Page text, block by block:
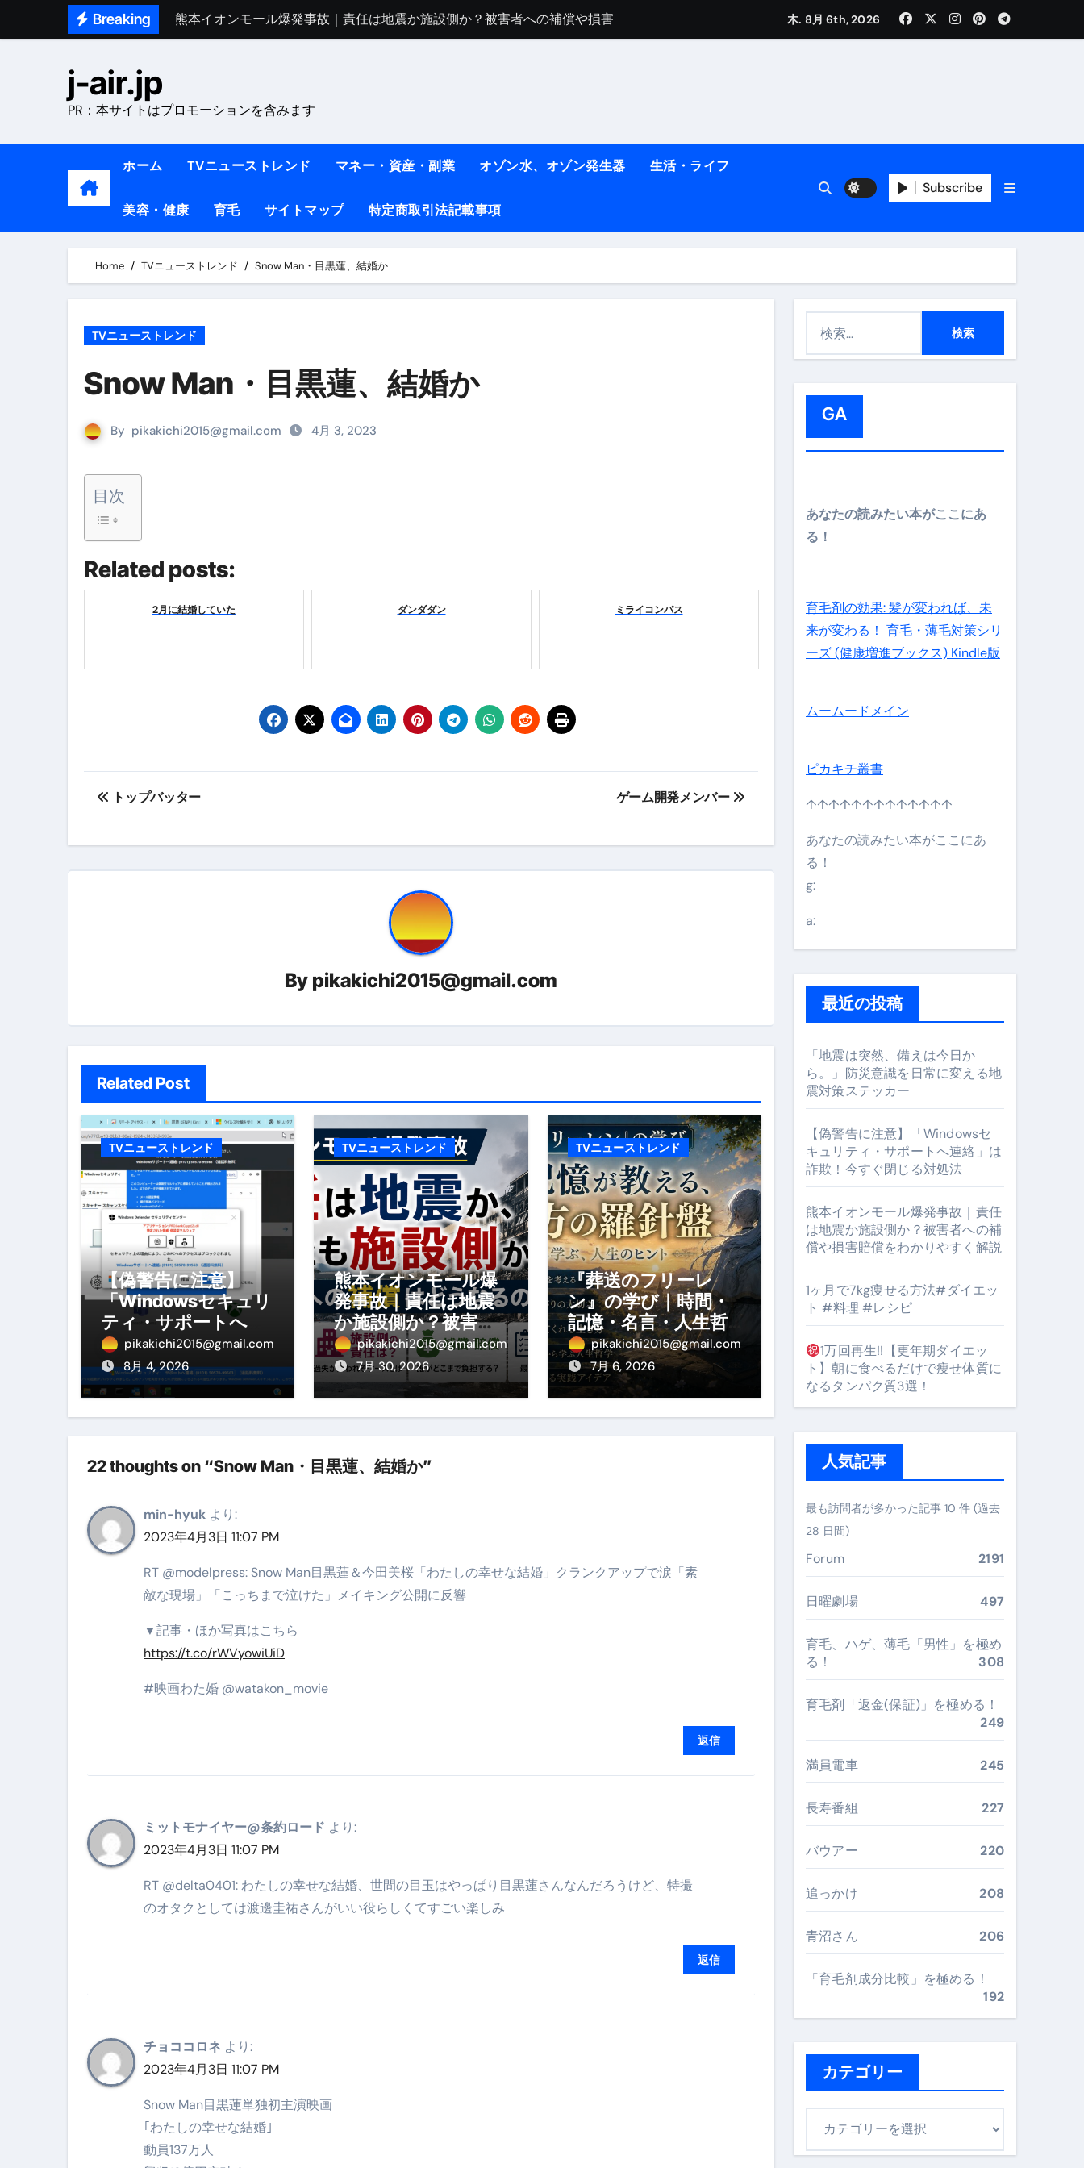
Breaking
熊本イオンモール爆発事故｜責任は地震か施設側か？被害者への補償や損害賠償をわかりやすく解説
【医者が教える】本当に痩せる薬はコレ！ #医療ダイエット
中町綾が2週間で3.5kg痩せた方法 #shots
【医者が解説】このふくらはぎ痩せ本当に効果ある？ #エクササイズ
【1日ダイエットルーティン】運動なしで2ヶ月で10kg減量した、私の痩せる9つの習慣 | レシピ付き | ダイエット中の食事
『葬送のフリーレン』の学び｜時間・記憶・名言・人生哲学から読み解く生き方
リサイクル業者の無料回収・無料査定は危険？情報収集との関係と見分け方を解説
青森県震度6とベネゼエラM7級地震の関連性は？
この動画は国にすぐ消されます。これが日本が残念な国になった理由です。国民は●●をしないとこの先さらに貧しくなります。【 竹花貴騎 切り抜き 会社員
【PR】フリーランス必見！入金前の売上をすぐに現金で受け取る方法
個人事業主は銀行から融資を受けるとリスクが高い #shorts
【超高騰】爆上がりしたビットコインに695万円も投資してる営業39歳サラリーマン【2025年10月3日】 #bitcoin #全財産 #暗号資産
Q：借りた借金を返さなくていい場合ってありますか？#Shorts
【必見】もう営業電話は怖くない！初心者でも成果を出す電話の仕方はコレ！
フリーランス・個人事業主におすすめの資金調達4選
体脂肪が落ちる朝食3選 #ダイエット
No.102 9割が勘違い 自己破産の真実
アーモンドを毎日食べたらどうなるの？①【30秒でわかる効果まとめ】#アーモンド #ダイエット #筋トレ #美容 #健康 #雑学 #ナレーター #小林将大
【ひろゆき】借金1億円あります 返済か、自己破産かひろゆきさんならどちらを選びますか？ #shorts
セラピストのための！美容、健康、ダイエットにとても重要な女性ホルモンと男性ホルモン
弁護士解説【詐欺被害】警察に行っても返金されません
5キロ痩せる簡単な方法
ムームードメイン 2月のおすすめドメイン特集- ビジネスの信用を築く――そのすべての起点となるのが独自ドメイン
FRONTIER スーパーセール2026 完全攻略ガイド 今こそ買い時！ゲーミングPC・高性能BTOを最安で手に入れる方法
なくす不安と消える恐怖をゼロにする時代へ Pebblebee × iMazing で完成する「究極のスマホ防衛システム」完全ガイド
【海外ツアー完全ガイド】アジア最安1万円台＆ハワイ朝食付き割引まで網羅 ― “失敗せずに選ぶ”実践大全
新春スペシャルセール完全ガイド：国内航空券＋ホテルが“セット割”で最安級！ スカイマーク／Peach／FDA／ソラシドエアを目的別に選ぶコツと、失敗し
【ムームードメイン】 【.site】今注目のドメインをご紹介
何をするサイトか”が一目で伝わる。いま選ばれている新定番ドメイン
梅干しを毎日食べたらどうなるの？①【30秒でわかる効果まとめ】#梅干し #ダイエット #筋トレ #美容 #健康 #雑学 #ナレーター #小林将大
ブルーベリーを毎日食べたらどうなるの？②【30秒でわかる効果まとめ】#ダイエット #筋トレ #美容 #健康 #雑学 #ナレーター #小林将大
バナナを毎日食べたらどうなるの？①【30秒でわかる効果まとめ】#バナナ #ダイエット #筋トレ #美容 #健康 #雑学 #ナレーター #小林将大
筋トレせずにプロテインを飲み続けたらどうなるのか？ #ダイエット #プロテイン #痩せる
ドメイン取得からホームページ完成まで。ムームードメインなら“全部まとめて”安心スタート
かいまき（掻巻き）超完全ガイド｜“着る布団”で肩・首・足元の冷えを根こそぎ防ぐ！素材別おすすめ・選び方・洗い方・Q&Aまで
【最新版】掛け布団の選び方“完全攻略”｜シンサレート・羽毛・人工羽毛・調温・吸湿発熱…あなたの寝室に最適解を出す快眠ガイド
【2026年最新保存版】エアトリ超新春セール＆セット割完全攻略ガイド｜海外・国内旅行を最安値で実現する究極の旅術
コロナウイルス完全解説ガイド ― 正しく知ることが、最大の感染対策になる ―
「3秒で整う、新しい栄養補給」 飲むミスト（IN MIST）とは何か──「飲む」という行為を再定義する新しいサプリ体験
【最新】手袋の選び方 完全ガイド｜スマホ対応・防寒・撥水・作業用（ニトリル/ビニール）まで目的別に失敗しない
補聴器の選び方 完全ガイド｜集音器との違い・タイプ別比較・価格の考え方・失敗しないチェックリスト（高齢者にも）
失敗しない「爪切り」完全ガイド：高級クリッパー・ニッパー・電動まで、硬い爪／巻き爪／飛び散り対策の選び方
失敗しない「カニ」完全ガイド：ズワイ・タラバ・ポーション・カット済みの選び方と、年末年始に“満足度MAX”で食べるコツ
松前漬とは何か──北海道の海と暮らしが生んだ“完成された保存食文化”
木. 8月 6th, 2026
j-air.jp
PR：本サイトはプロモーションを含みます
ホーム TVニューストレンド マネー・資産・副業 オゾン水、オゾン発生器 生活・ライフ
美容・健康 育毛 サイトマップ 特定商取引法記載事項
Subscribe
Home TVニューストレンド Snow Man・目黒蓮、結婚か
TVニューストレンド
Snow Man・目黒蓮、結婚か
By pikakichi2015@gmail.com 4月 3, 2023
目次
Related posts:
2月に結婚していた ダンダダン ミライコンパス
投
ナ
ョ
トップバッター ゲーム開発メンバー
By pikakichi2015@gmail.com
Related Post
TVニューストレンド
【偽警告に注意】
「Windowsセキュリ
ティ・サポートへ連
絡」は詐欺！今すぐ
閉じる対処法
pikakichi2015@gmail.com
8月 4, 2026
TVニューストレンド
熊本イオンモール爆
発事故｜責任は地震
か施設側か？被害者
への補償や損害賠償
をわかりやすく解説
pikakichi2015@gmail.com
7月 30, 2026
TVニューストレンド
『葬送のフリーレ
ン』の学び｜時間・
記憶・名言・人生哲
学から読み解く生き
方
pikakichi2015@gmail.com
7月 6, 2026
22 thoughts on “Snow Man・目黒蓮、結婚か”
min-hyuk より:
2023年4月3日 11:07 PM
RT @modelpress: Snow Man目黒蓮＆今田美桜「わたしの幸せな結婚」クランクアップで涙「素
敵な現場」「こっちまで泣けた」メイキング公開に反響
▼記事・ほか写真はこちら
https://t.co/rWVyowiUiD
#映画わた婚 @watakon_movie
返信
ミットモナイヤー@条約ロード より:
2023年4月3日 11:07 PM
RT @delta0401: わたしの幸せな結婚、世間の目玉はやっぱり目黒蓮さんなんだろうけど、特撮
のオタクとしては渡邊圭祐さんがいい役らしくてすごい楽しみ
返信
チョココロネ より:
2023年4月3日 11:07 PM
Snow Man目黒蓮単独初主演映画
｢わたしの幸せな結婚｣
動員137万人
GA
あなたの読みたい本がここにあ
る！
育毛剤の効果: 髪が変われば、未
来が変わる！ 育毛・薄毛対策シリ
ーズ (健康増進ブックス) Kindle版
ムームードメイン
ピカキチ叢書
↑↑↑↑↑↑↑↑↑↑↑↑↑
あなたの読みたい本がここにあ
る！
g:
a:
最近の投稿
「地震は突然、備えは今日か
ら。」防災意識を日常に変える地
震対策ステッカー
【偽警告に注意】「Windowsセ
キュリティ・サポートへ連絡」は
詐欺！今すぐ閉じる対処法
熊本イオンモール爆発事故｜責任
は地震か施設側か？被害者への補
償や損害賠償をわかりやすく解説
1ヶ月で7kg痩せる方法#ダイエッ
ト #料理 #レシピ
1万回再生!!【更年期ダイエッ
ト】朝に食べるだけで痩せ体質に
なるタンパク質3選！
人気記事
最も訪問者が多かった記事 10 件 (過去
28 日間)
Forum 2191
日曜劇場 497
育毛、ハゲ、薄毛「男性」を極め
る！
308
育毛剤「返金(保証)」を極める！
249
満員電車 245
長寿番組 227
バウアー 220
追っかけ 208
青沼さん 206
「育毛剤成分比較」を極める！
192
カテゴリー